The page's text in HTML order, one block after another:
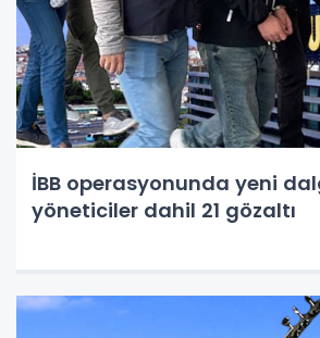
İBB operasyonunda yeni
yöneticiler dahil 21 gözaltı